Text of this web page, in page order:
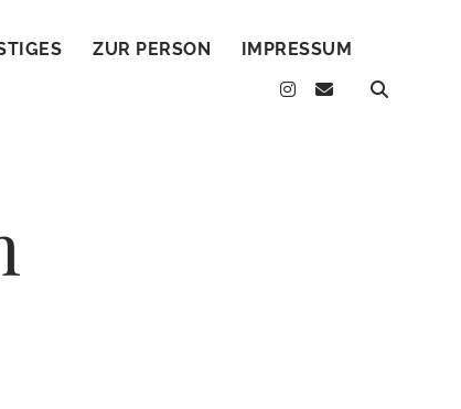
ZUR PERSON
IMPRESSUM
instagram
email